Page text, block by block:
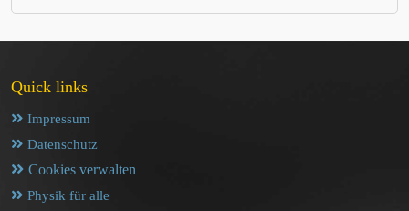
Quick links
Impressum
Datenschutz
Cookies verwalten
Physik für alle